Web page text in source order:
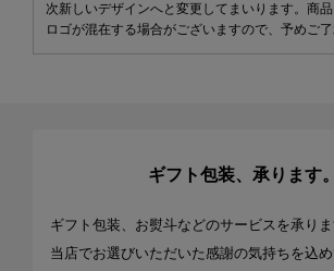
次新しいデザインへと変更してまいります。商
ロゴが混在する場合がございますので、予めご了
ギフト包装、承ります。
ギフト包装、お熨斗などのサービスを承り
当店でお選びいただいた感謝の気持ちを込